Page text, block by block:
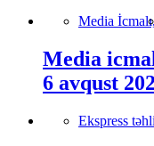
Media
Media
6 avqust
Ekspress